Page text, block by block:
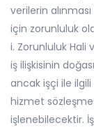
verilerin
için zorunluluk
i. Zorunluluk Hali
iş ilişkisinin
ancak işçi ile ilgili
hizmet
işlenebilecektir.